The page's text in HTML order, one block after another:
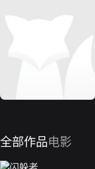
全部作品电影